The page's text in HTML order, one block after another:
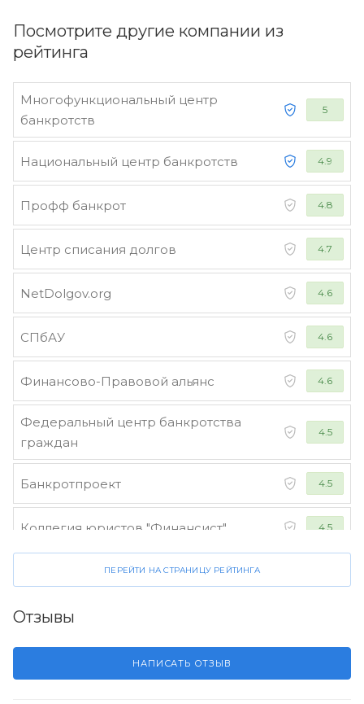
Посмотрите другие компании из
рейтинга
Многофункциональный центр
банкротств
5
Национальный центр банкротств 4.9
Профф банкрот 4.8
Центр списания долгов 4.7
NetDolgov.org 4.6
СПбАУ 4.6
Финансово-Правовой альянс 4.6
Федеральный центр банкротства
граждан
4.5
Банкротпроект 4.5
Коллегия юристов "Финансист" 4.5
ПЕРЕЙТИ НА СТРАНИЦУ РЕЙТИНГА
Отзывы
НАПИСАТЬ ОТЗЫВ